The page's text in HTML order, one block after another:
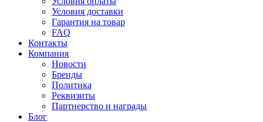
Условия доставки
Гарантия на товар
FAQ
Контакты
Компания
Новости
Бренды
Политика
Реквизиты
Партнерство и награды
Блог